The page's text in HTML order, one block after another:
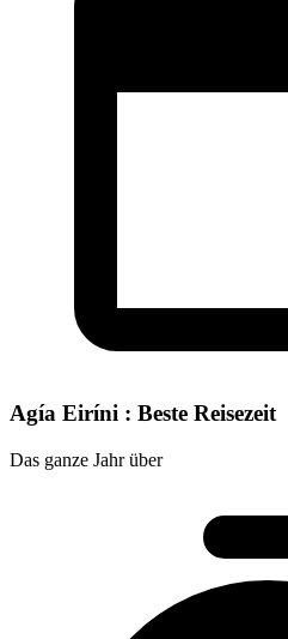
Agía Eiríni : Beste Reisezeit
Das ganze Jahr über